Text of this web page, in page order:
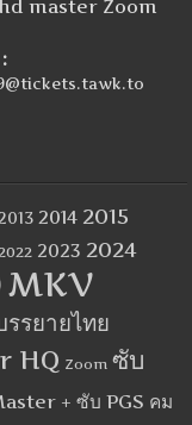
master Zoom
2014 2015
2022 2023 2024
MKV
รยายไทย
HQ Zoom ซับ
+ ซับ PGS คม